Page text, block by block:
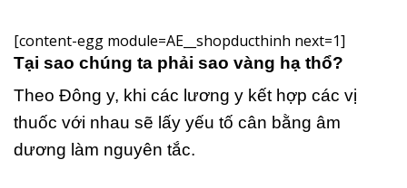
[content-egg module=AE__shopducthinh next=1]
Tại sao chúng ta phải sao vàng hạ thổ?
Theo Đông y, khi các lương y kết hợp các vị
thuốc với nhau sẽ lấy yếu tố cân bằng âm
dương làm nguyên tắc.